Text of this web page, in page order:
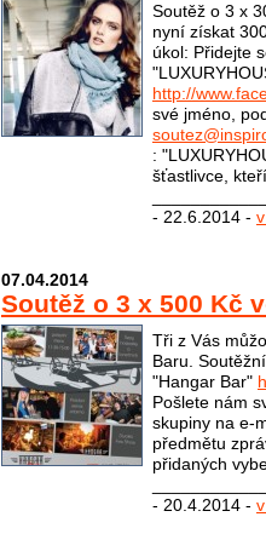
Soutěž o 3 x
nyní získat
úkol: Přidejte
http://
své jméno,
:
šťastlivce,
- 22.6.2014 -
07.04.2014
Soutěž o 3 x 500 Kč
Tři z Vás
Baru.
"Hangar Bar"
Pošlete nám
skupiny na e-
předmětu
přidaných
- 20.4.2014 -